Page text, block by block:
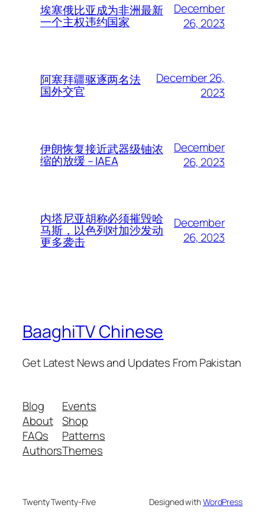
埃塞俄比亚成为非洲最新
一个主权违约国家
December
26, 2023
阿塞拜疆驱逐两名法
国外交官
December 26,
2023
伊朗恢复接近武器级铀浓
缩的放缓 – IAEA
December
26, 2023
内塔尼亚胡称必须摧毁哈
马斯，以色列对加沙发动
更多袭击
December
26, 2023
BaaghiTV Chinese
Get Latest News and Updates From Pakistan
Blog
About
FAQs
Authors
Events
Shop
Patterns
Themes
Twenty Twenty-Five Designed withWordPress